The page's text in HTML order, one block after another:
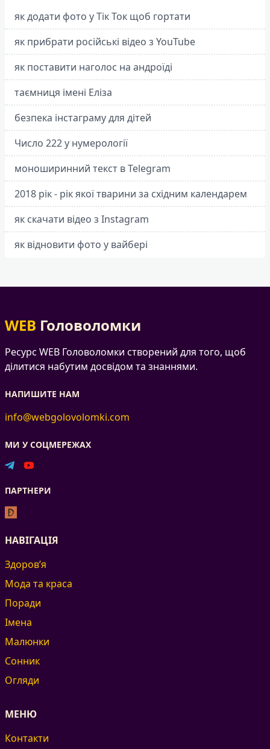
як додати фото у Тік Ток щоб гортати
як прибрати російські відео з YouTube
як поставити наголос на андроїді
таємниця імені Еліза
безпека інстаграму для дітей
Число 222 у нумерології
моноширинний текст в Telegram
2018 рік - рік якої тварини за східним календарем
як скачати відео з Instagram
як відновити фото у вайбері
WEB Головоломки
Ресурс WEB Головоломки створений для того, щоб
ділитися набутим досвідом та знаннями.
НАПИШИТЕ НАМ
info@webgolovolomki.com
МИ У СОЦМЕРЕЖАХ
ПАРТНЕРИ
НАВІГАЦІЯ
Здоров’я
Мода та краса
Поради
Імена
Малюнки
Сонник
Огляди
МЕНЮ
Контакти